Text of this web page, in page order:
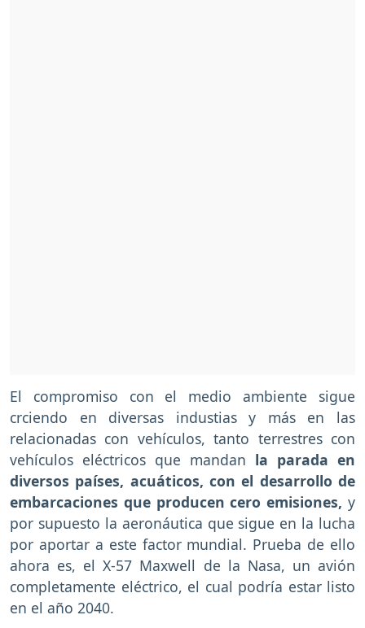
El compromiso con el medio ambiente sigue
crciendo en diversas industias y más en las
relacionadas con vehículos, tanto terrestres con
vehículos eléctricos que mandan la parada en
diversos países, acuáticos, con el desarrollo de
embarcaciones que producen cero emisiones, y
por supuesto la aeronáutica que sigue en la lucha
por aportar a este factor mundial. Prueba de ello
ahora es, el X-57 Maxwell de la Nasa, un avión
completamente eléctrico, el cual podría estar listo
en el año 2040.